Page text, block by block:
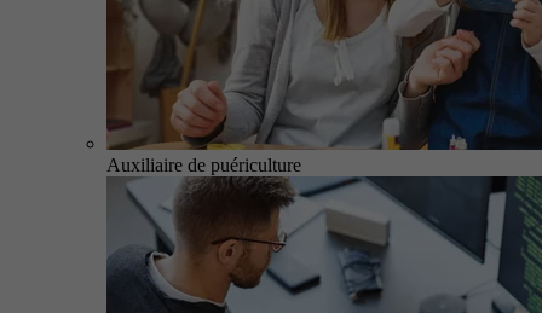
Auxiliaire de puériculture